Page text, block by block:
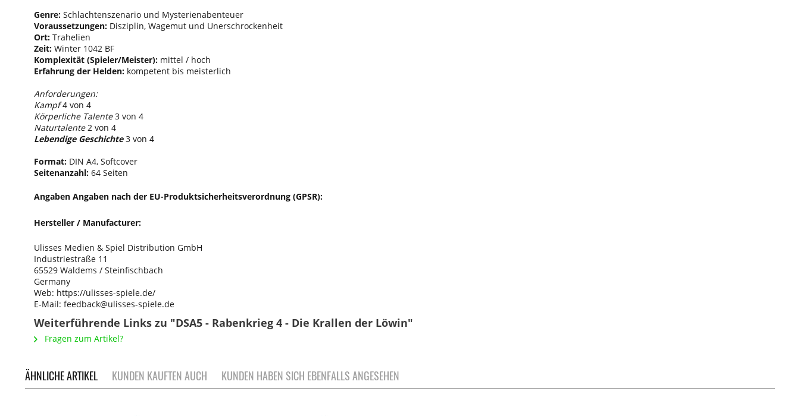
Genre: Schlachtenszenario und Mysterienabenteuer
Voraussetzungen: Disziplin, Wagemut und Unerschrockenheit
Ort: Trahelien
Zeit: Winter 1042 BF
Komplexität (Spieler/Meister): mittel / hoch
Erfahrung der Helden: kompetent bis meisterlich
Anforderungen:
Kampf4 von 4
Körperliche Talente3 von 4
Naturtalente2 von 4
Lebendige Geschichte3 von 4
Format: DIN A4, Softcover
Seitenanzahl: 64 Seiten
Angaben Angaben nach der EU-Produktsicherheitsverordnung (GPSR):
Hersteller / Manufacturer:
Ulisses Medien & Spiel Distribution GmbH
Industriestraße 11
65529 Waldems / Steinfischbach
Germany
Web: https://ulisses-spiele.de/
E-Mail: feedback@ulisses-spiele.de
Weiterführende Links zu "DSA5 - Rabenkrieg 4 - Die Krallen der Löwin"
Fragen zum Artikel?
ÄHNLICHE ARTIKEL KUNDEN KAUFTEN AUCH KUNDEN HABEN SICH EBENFALLS ANGESEHEN